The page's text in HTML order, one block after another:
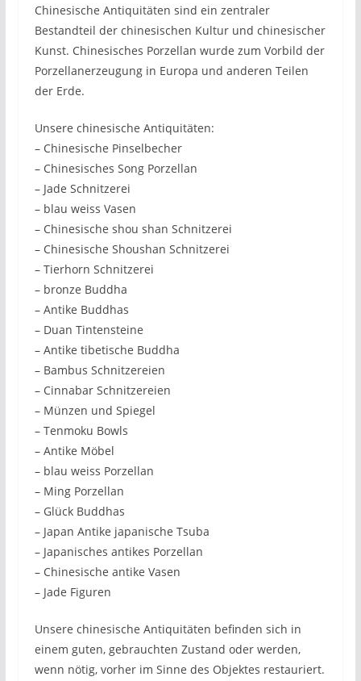
Chinesische Antiquitäten sind ein zentraler
Bestandteil der chinesischen Kultur und chinesischer
Kunst. Chinesisches Porzellan wurde zum Vorbild der
Porzellanerzeugung in Europa und anderen Teilen
der Erde.
Unsere chinesische Antiquitäten:
– Chinesische Pinselbecher
– Chinesisches Song Porzellan
– Jade Schnitzerei
– blau weiss Vasen
– Chinesische shou shan Schnitzerei
– Chinesische Shoushan Schnitzerei
– Tierhorn Schnitzerei
– bronze Buddha
– Antike Buddhas
– Duan Tintensteine
– Antike tibetische Buddha
– Bambus Schnitzereien
– Cinnabar Schnitzereien
– Münzen und Spiegel
– Tenmoku Bowls
– Antike Möbel
– blau weiss Porzellan
– Ming Porzellan
– Glück Buddhas
– Japan Antike japanische Tsuba
– Japanisches antikes Porzellan
– Chinesische antike Vasen
– Jade Figuren
Unsere chinesische Antiquitäten befinden sich in
einem guten, gebrauchten Zustand oder werden,
wenn nötig, vorher im Sinne des Objektes restauriert.